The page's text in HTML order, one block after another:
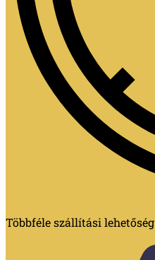
Többféle szállítási lehetőség